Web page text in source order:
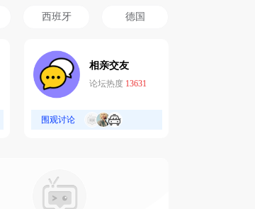
西班牙 德国
相亲交友
论坛热度 13631
围观讨论